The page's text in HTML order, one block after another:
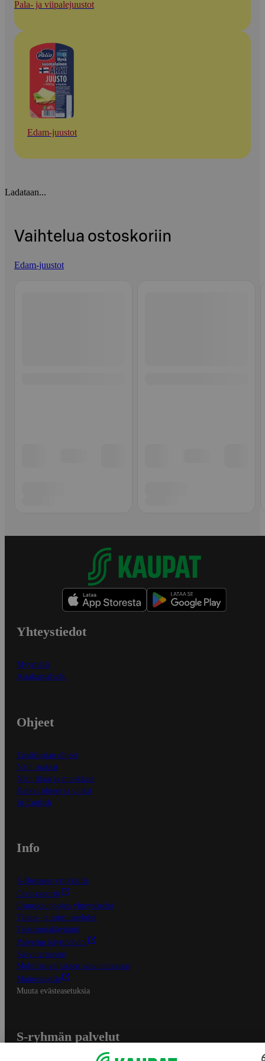
Pala- ja viipalejuustot
Edam-juustot
Ladataan...
Vaihtelua ostoskoriin
Edam-juustot
Yhteystiedot
Myymälät
Asiakaspalvelu
Ohjeet
Ensitilaajan ohjeet
Näin maksat
Näin tilaat ja muokkaat
Kaikki ohjeet ja vinkit
In English
Info
S-Business yrityksille
Oiva-raportit
Osuuskauppojen yhteystiedot
Tilaus- ja toimitusehdot
Tietosuojakäytäntö
Palvelun käyttöehdot
Saavutettavuus
Mobiilisovelluksen saavutettavuus
Mainostajalle
Muuta evästeasetuksia
S-ryhmän palvelut